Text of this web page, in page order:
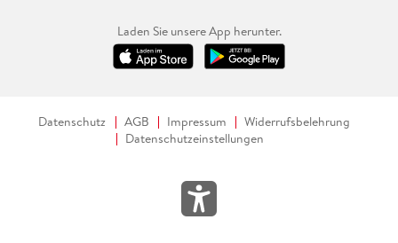
Laden Sie unsere App herunter.
Datenschutz AGB Impressum
Widerrufsbelehrung
Datenschutzeinstellungen